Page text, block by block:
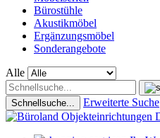
Bürostühle
Akustikmöbel
Ergänzungsmöbel
Sonderangebote
Alle
Schnellsuche... Erweiterte Suche